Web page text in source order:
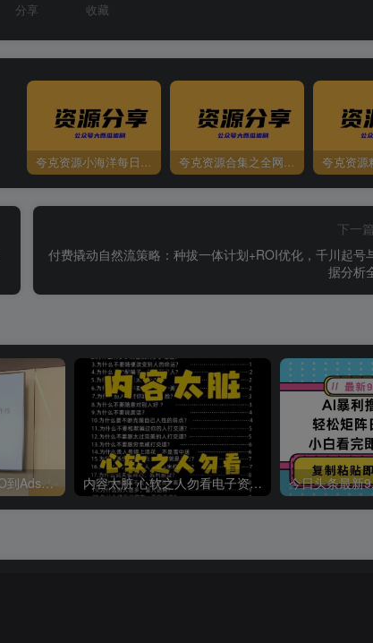
分享 收藏
夸克资源小海洋每日更新资源大汇总（持续更新） 夸克资源合集之全网影视 夸克资源
下一篇
付费撬动自然流策略：种拔一体计划+ROI优化，千川起号
据分析
哥飞·独立站运营从SEO到Adsense全方位攻略 内容太脏 心软之人勿看电子资料pdf